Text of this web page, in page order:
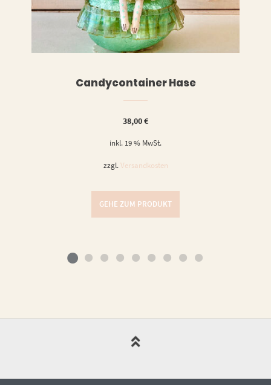
Candycontainer Hase
38,00€
inkl. 19 % MwSt.
zzgl. Versandkosten
GEHE ZUM PRODUKT